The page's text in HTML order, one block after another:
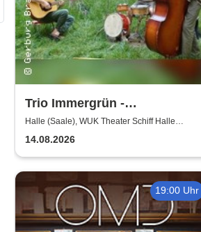
Trio Immergrün -
Jazzkollektiv
Sommerkollektion
Halle (Saale), WUK Theater Schiff Halle
14.08.2026
19:00 Uhr